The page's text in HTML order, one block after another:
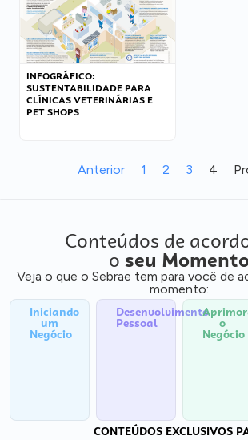
INFOGRÁFICO:
SUSTENTABILIDADE PARA
CLÍNICAS VETERINÁRIAS E
PET SHOPS
Anterior 1 2 3 4
Conteúdos de
o seu
Veja o que o Sebrae tem para você de
momento:
Iniciando
um
Negócio
Desenvolvimento
Pessoal o
Negócio
CONTEÚDOS EXCLUSIVOS